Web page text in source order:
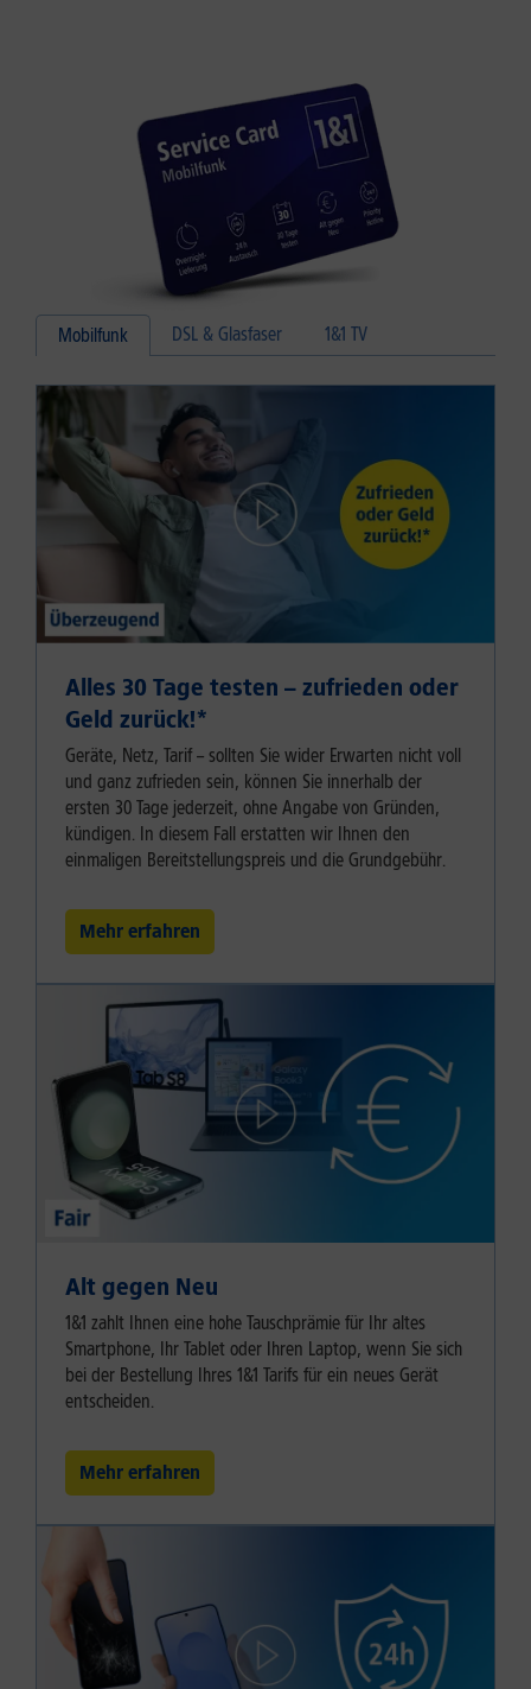
Mobilfunk DSL & Glasfaser 1&1 TV
Alles 30 Tage testen – zufrieden oder
Geld zurück!⁠*
Geräte, Netz, Tarif – sollten Sie wider Erwarten nicht voll
und ganz zufrieden sein, können Sie innerhalb der
ersten 30 Tage jederzeit, ohne Angabe von Gründen,
kündigen. In diesem Fall erstatten wir Ihnen den
einmaligen Bereitstellungspreis und die Grundgebühr.
Mehr erfahren
Alt gegen Neu
1&1 zahlt Ihnen eine hohe Tauschprämie für Ihr altes
Smartphone, Ihr Tablet oder Ihren Laptop, wenn Sie sich
bei der Bestellung Ihres 1&1 Tarifs für ein neues Gerät
entscheiden.
Mehr erfahren